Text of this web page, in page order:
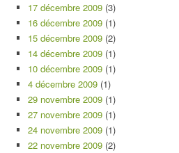
17 décembre 2009 (3)
16 décembre 2009 (1)
15 décembre 2009 (2)
14 décembre 2009 (1)
10 décembre 2009 (1)
4 décembre 2009 (1)
29 novembre 2009 (1)
27 novembre 2009 (1)
24 novembre 2009 (1)
22 novembre 2009 (2)